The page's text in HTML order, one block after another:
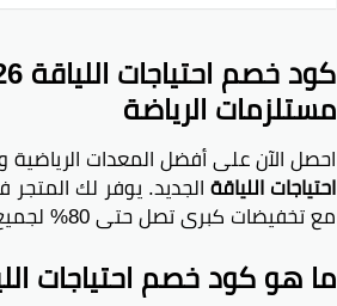
مستلزمات الرياضة
احصل الآن على أفضل المعدات الرياضية
احتياجات اللياقةالجديد. يوفر لك
مع تخفيضات كبرى تصل حتى 80% لجميع العملاء في المملكة العربية السعودية لعام 2026.
ما هو كود خصم احتياجات اللياقة